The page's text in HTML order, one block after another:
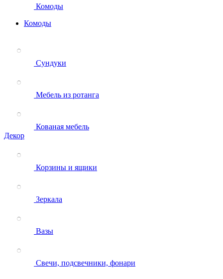
Комоды
Комоды
Сундуки
Мебель из ротанга
Кованая мебель
Декор
Корзины и ящики
Зеркала
Вазы
Свечи, подсвечники, фонари